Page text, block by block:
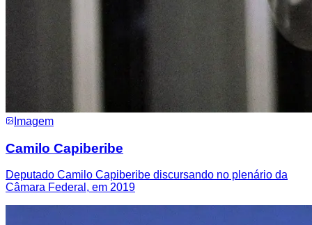
Imagem
Camilo Capiberibe
Deputado Camilo Capiberibe discursando no plenário da
Câmara Federal, em 2019